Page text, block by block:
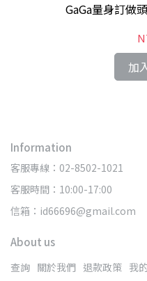
GaGa量身訂做
加
Information
客服專線：02-8502-1021
客服時間：10:00-17:00
信箱：id66696@gmail.com
About us
查詢 關於我們 退款政策 我